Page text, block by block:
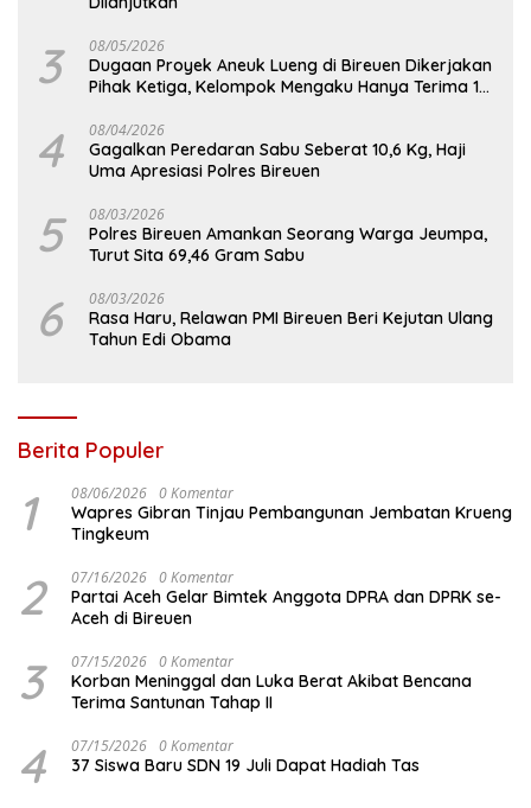
3 08/05/2026
Dugaan Proyek Aneuk Lueng di Bireuen Dikerjakan
Pihak Ketiga, Kelompok Mengaku Hanya Terima 10
4 08/04/2026
Gagalkan Peredaran Sabu Seberat 10,6 Kg, Haji
Uma Apresiasi Polres Bireuen
5 08/03/2026
Polres Bireuen Amankan Seorang Warga Jeumpa,
Turut Sita 69,46 Gram Sabu
6 08/03/2026
Rasa Haru, Relawan PMI Bireuen Beri Kejutan Ulang
Tahun Edi Obama
Berita Populer
1 08/06/2026 0 Komentar
Wapres Gibran Tinjau Pembangunan Jembatan Krueng
Tingkeum
2 07/16/2026 0 Komentar
Partai Aceh Gelar Bimtek Anggota DPRA dan DPRK se-
Aceh di Bireuen
3 07/15/2026 0 Komentar
Korban Meninggal dan Luka Berat Akibat Bencana
Terima Santunan Tahap II
4 07/15/2026 0 Komentar
37 Siswa Baru SDN 19 Juli Dapat Hadiah Tas